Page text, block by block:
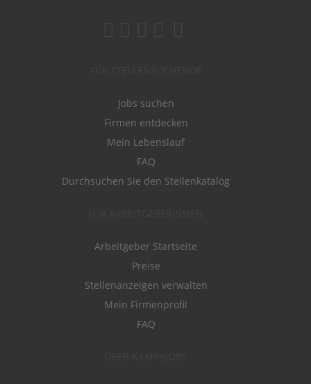
Jobs suchen
Firmen entdecken
Mein Lebenslauf
FAQ
Durchsuchen Sie den Stellenkatalog
Arbeitgeber Startseite
Preise
Stellenanzeigen verwalten
Mein Firmenprofil
FAQ